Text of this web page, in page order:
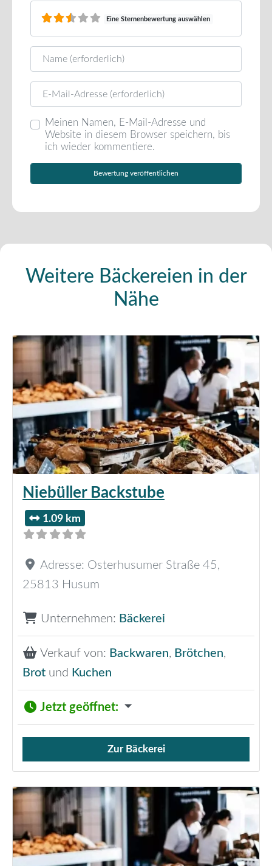
Eine Sternenbewertung auswählen
Name
E-Mail
Meinen Namen, E-Mail-Adresse und
Website in diesem Browser speichern, bis
ich wieder kommentiere.
Weitere Bäckereien in der
Nähe
Niebüller Backstube
1.09 km
Adresse: Osterhusumer Straße 45,
25813 Husum
Unternehmen: Bäckerei
Verkauf von: Backwaren, Brötchen,
Brot und Kuchen
Jetzt geöffnet:
Verkauf von Brötchen,
Zur Bäckerei